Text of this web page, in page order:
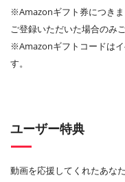
※Amazonギフト券につき
ご登録いただいた場合のみ
※Amazonギフトコードは
す。
ユーザー特典
動画を応援してくれたあな